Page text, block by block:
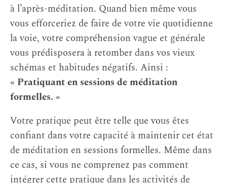
à l’après-méditation. Quand bien même vous
vous efforceriez de faire de votre vie quotidienne
la voie, votre compréhension vague et générale
vous prédisposera à retomber dans vos vieux
schémas et habitudes négatifs. Ainsi :
« Pratiquant en sessions de méditation
formelles. »
Votre pratique peut être telle que vous êtes
confiant dans votre capacité à maintenir cet état
de méditation en sessions formelles. Même dans
ce cas, si vous ne comprenez pas comment
intégrer cette pratique dans les activités de